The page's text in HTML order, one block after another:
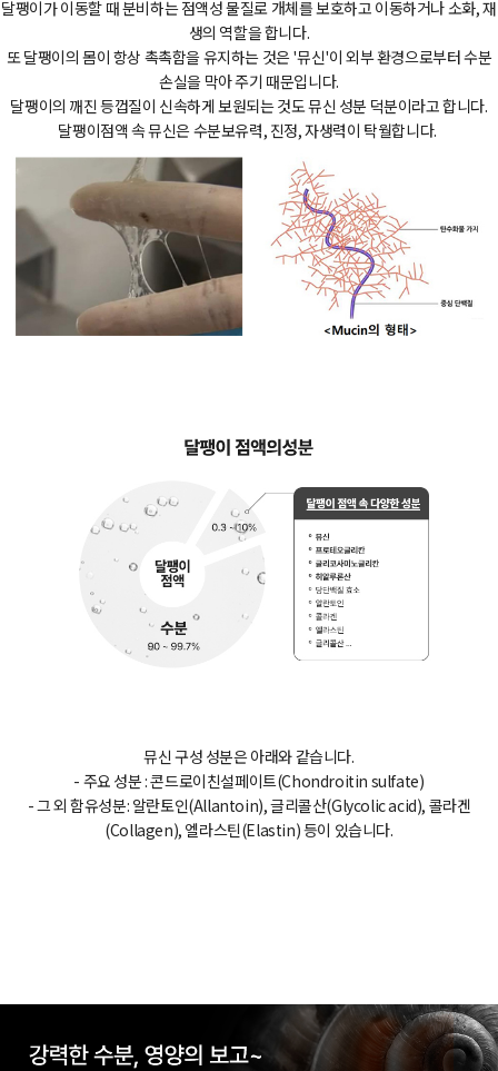
달팽이가 이동할 때 분비하는 점액성 물질로 개체를 보호하고 이동하거나 소화, 재
생의 역할을 합니다.
또 달팽이의 몸이 항상 촉촉함을 유지하는 것은 '뮤신'이 외부 환경으로부터 수분
손실을 막아 주기 때문입니다.
달팽이의 깨진 등껍질이 신속하게 보원되는 것도 뮤신 성분 덕분이라고 합니다.
달팽이점액 속 뮤신은 수분보유력, 진정, 자생력이 탁월합니다.
뮤신 구성 성분은 아래와 같습니다.
- 주요 성분 : 콘드로이친설페이트(Chondroitin sulfate)
- 그 외 함유성분: 알란토인(Allantoin), 글리콜산(Glycolic acid), 콜라겐
(Collagen), 엘라스틴(Elastin) 등이 있습니다.